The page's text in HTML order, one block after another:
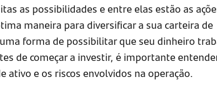
as possibilidades e entre elas estão as
maneira para diversificar a sua carteira de
forma de possibilitar que seu dinheiro
de começar a investir, é importante
ativo e os riscos envolvidos na operação.